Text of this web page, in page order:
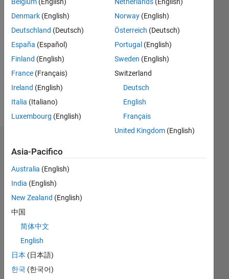
~2015;
Tokyo
metropolitan
Languages:
Spoken
Japanese
di's
Community
Badge
Tutto
Treasure Hunt...
Denmark (English)
Deutschland (Deutsch)
España (Español)
Finland (English)
France (Français)
Ireland (English)
Italia (Italiano)
Luxembourg (English)
Norway(English)
Österreich (Deutsch)
Portugal (English)
Sweden (English)
Switzerland
Deutsch
English
Français
United Kingdom(English)
Asia-Pacifico
Australia (English)
India (English)
New Zealand (English)
中国
简体中文
English
日本 (日本語)
한국 (한국어)